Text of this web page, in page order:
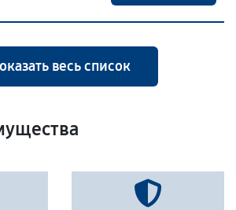
весь список